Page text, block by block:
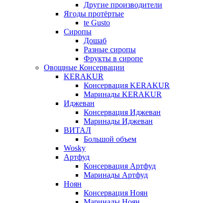
Другие производители
Ягоды протёртые
te Gusto
Сиропы
Дошаб
Разные сиропы
Фрукты в сиропе
Овощные Консервации
KERAKUR
Консервация KERAKUR
Маринады KERAKUR
Иджеван
Консервация Иджеван
Маринады Иджеван
ВИТАЛ
Большой объем
Wosky
Артфуд
Консервация Артфуд
Маринады Артфуд
Ноян
Консервация Ноян